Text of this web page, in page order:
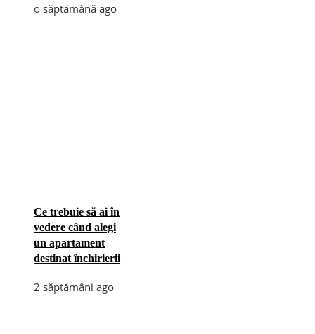
o săptămână ago
Ce trebuie să ai în
vedere când alegi
un apartament
destinat închirierii
2 săptămâni ago